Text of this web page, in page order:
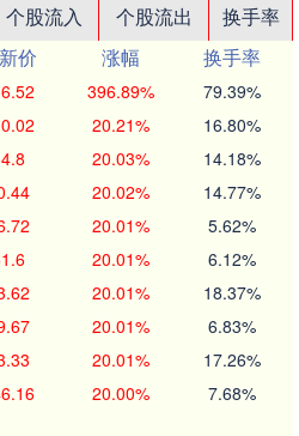
个股流入 个股流出
换手率
价 涨幅
换手率
396.89% 79.39%
20.21% 16.80%
20.03% 14.18%
20.02% 14.77%
20.01% 5.62%
20.01% 6.12%
20.01% 18.37%
20.01% 6.83%
20.01% 17.26%
20.00% 7.68%